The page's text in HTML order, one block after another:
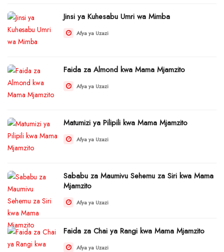
Jinsi ya Kuhesabu Umri wa Mimba
Afya ya Uzazi
Faida za Almond kwa Mama Mjamzito
Afya ya Uzazi
Matumizi ya Pilipili kwa Mama Mjamzito
Afya ya Uzazi
Sababu za Maumivu Sehemu za Siri kwa Mama
Mjamzito
Afya ya Uzazi
Faida za Chai ya Rangi kwa Mama Mjamzito
Afya ya Uzazi